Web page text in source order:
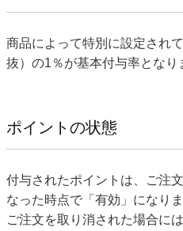
商品によって特別に設定され
抜）の1％が基本付与率となり
ポイントの状態
付与されたポイントは、ご注
なった時点で「有効」になりま
ご注文を取り消された場合に